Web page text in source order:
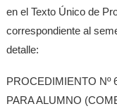
en el Texto Único de
correspondiente al
detalle:
PROCEDIMIENTO Nº
PARA ALUMNO